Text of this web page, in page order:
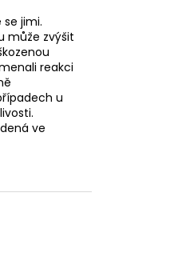
jimi.
může zvýšit
reakci
u
ve